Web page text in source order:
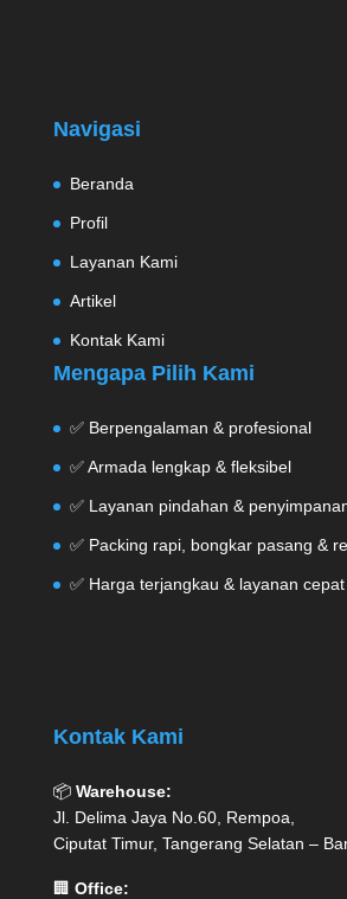
Navigasi
Beranda
Profil
Layanan Kami
Artikel
Kontak Kami
Mengapa Pilih Kami
✅ Berpengalaman & profesional
✅ Armada lengkap & fleksibel
✅ Layanan pindahan &
✅ Packing rapi, bongkar pasang &
✅ Harga terjangkau & layanan cepat
Kontak Kami
📦 Warehouse:
Jl. Delima Jaya No.60, Rempoa,
Ciputat Timur, Tangerang Selatan –
🏢 Office: